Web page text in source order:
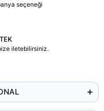
seçeneği
iletebilirsiniz.